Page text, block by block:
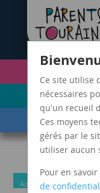
ENFANCE
(6-11 ANS)
LES ÉVÈNEMENTS
DE VIE
Adolescence et jeunes
Ce site utilise
nécessaires
qu'un recueil
Ces moyens
gérés par le
utiliser aucun
Pour en
de